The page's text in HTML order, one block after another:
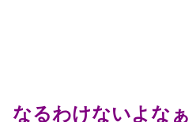
なるわけないよなぁ